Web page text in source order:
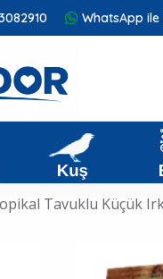
WhatsApp ile
Tavuklu Küçük